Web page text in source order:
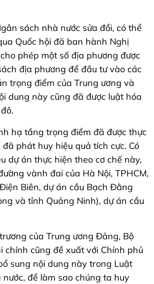
sách nhà nước sửa đổi, có thể
Quốc hội đã ban hành Nghị
phép một số địa phương được
địa phương để đầu tư vào các
trọng điểm của Trung ương và
dung này cũng đã được luật hóa
hạ tầng trọng điểm đã được thực
phát huy hiệu quả tích cực. Có
dự án thực hiện theo cơ chế này,
vành đai của Hà Nội, TPHCM,
Biên, dự án cầu Bạch Đằng
và tỉnh Quảng Ninh), dự án cầu
của Trung ương Đảng, Bộ
chính cũng đề xuất với Chính phủ
sung nội dung này trong Luật
để làm sao chúng ta huy